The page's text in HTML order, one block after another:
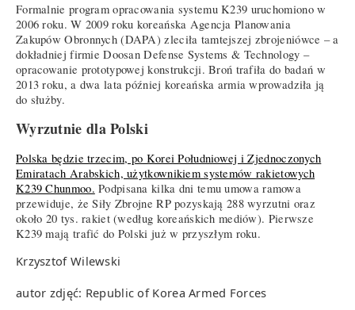
Formalnie program opracowania systemu K239 uruchomiono w
2006 roku. W 2009 roku koreańska Agencja Planowania
Zakupów Obronnych (DAPA) zleciła tamtejszej zbrojeniówce – a
dokładniej firmie Doosan Defense Systems & Technology –
opracowanie prototypowej konstrukcji. Broń trafiła do badań w
2013 roku, a dwa lata później koreańska armia wprowadziła ją
do służby.
Wyrzutnie dla Polski
Polska będzie trzecim, po Korei Południowej i Zjednoczonych
Emiratach Arabskich, użytkownikiem systemów rakietowych
K239 Chunmoo. Podpisana kilka dni temu umowa ramowa
przewiduje, że Siły Zbrojne RP pozyskają 288 wyrzutni oraz
około 20 tys. rakiet (według koreańskich mediów). Pierwsze
K239 mają trafić do Polski już w przyszłym roku.
Krzysztof Wilewski
autor zdjęć: Republic of Korea Armed Forces